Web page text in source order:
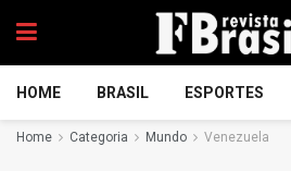
HOME BRASIL ESPORTES
Home Categoria Mundo Venezuela